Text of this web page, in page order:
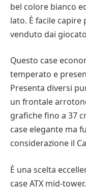
bel colore bianco
lato. È facile
venduto dai
Questo case
temperato e
Presenta diversi
un frontale
grafiche fino a 37
case elegante ma
considerazione il
È una scelta
case ATX mid-